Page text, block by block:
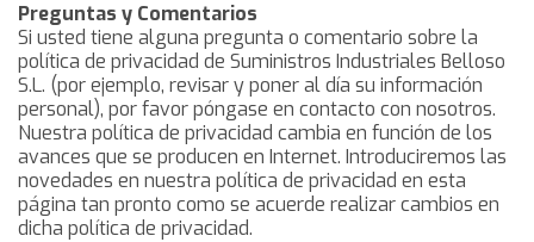
Preguntas y Comentarios
Si usted tiene alguna pregunta o comentario sobre la
política de privacidad de Suministros Industriales Belloso
S.L. (por ejemplo, revisar y poner al día su información
personal), por favor póngase en contacto con nosotros.
Nuestra política de privacidad cambia en función de los
avances que se producen en Internet. Introduciremos las
novedades en nuestra política de privacidad en esta
página tan pronto como se acuerde realizar cambios en
dicha política de privacidad.